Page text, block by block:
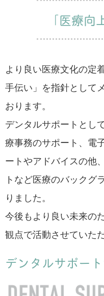
「医療向
より良い医療文化の定
手伝い」を指針として
おります。
デンタルサポートとし
療事務のサポート、電
ートやアドバイスの他
トなど医療のバックグ
りました。
今後もより良い未来の
観点で活動させていた
デンタルサポー